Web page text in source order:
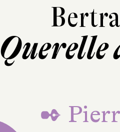
Querelle
✒